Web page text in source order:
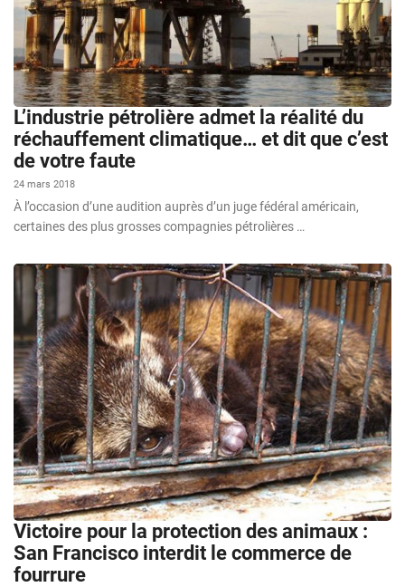
L’industrie pétrolière admet la réalité du
réchauffement climatique… et dit que c’est
de votre faute
24 mars 2018
À l’occasion d’une audition auprès d’un juge fédéral américain,
certaines des plus grosses compagnies pétrolières …
Victoire pour la protection des animaux :
San Francisco interdit le commerce de
fourrure